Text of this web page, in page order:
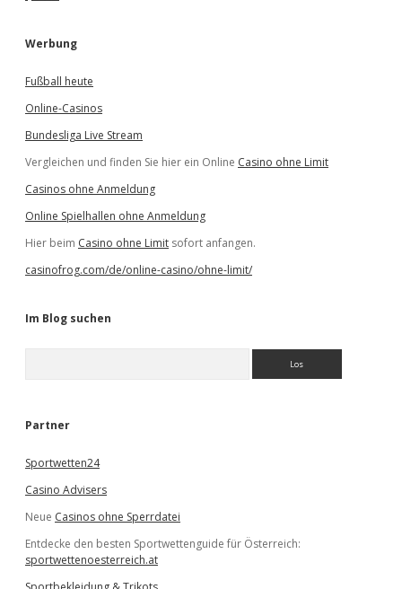
Werbung
Fußball heute
Online-Casinos
Bundesliga Live Stream
Vergleichen und finden Sie hier ein Online Casino ohne Limit
Casinos ohne Anmeldung
Online Spielhallen ohne Anmeldung
Hier beim Casino ohne Limit sofort anfangen.
casinofrog.com/de/online-casino/ohne-limit/
Im Blog suchen
e
Partner
Sportwetten24
Casino Advisers
Neue Casinos ohne Sperrdatei
Entdecke den besten Sportwettenguide für Österreich:
sportwettenoesterreich.at